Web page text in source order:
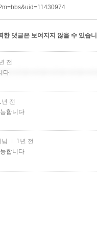
한 댓글은 보여지지 않을 수 있습